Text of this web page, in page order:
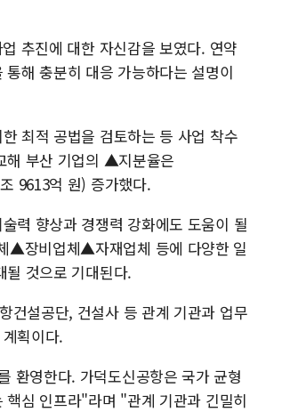
추진에 대한 자신감을 보였다. 연약
해 충분히 대응 가능하다는 설명이
최적 공법을 검토하는 등 사업 착수
해 부산 기업의 ▲지분율은
9613억 원) 증가했다.
력 향상과 경쟁력 강화에도 도움이 될
▲장비업체▲자재업체 등에 다양한 일
될 것으로 기대된다.
건설공단, 건설사 등 관계 기관과 업무
획이다.
환영한다. 가덕도신공항은 국가 균형
심 인프라"라며 "관계 기관과 긴밀히